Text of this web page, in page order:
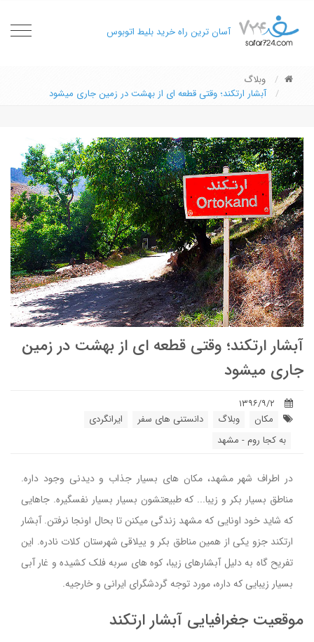
آسان ترین راه خرید بلیط اتوبوس
وبلاگ
آبشار ارتکند؛ وقتی قطعه ای از بهشت در زمین جاری میشود
آبشار ارتکند؛ وقتی قطعه ای از بهشت در زمین
جاری میشود
۱۳۹۶/۹/۲
مکان
وبلاگ دانستنی های سفر
ایرانگردی
به کجا روم - مشهد
در اطراف شهر مشهد، مکان های بسیار جذاب و دیدنی وجود داره.
مناطق بسیار بکر و زیبا... که طبیعتشون بسیار بسیار نفسگیره. جاهایی
که شاید خود اونایی که مشهد زندگی میکنن تا بحال اونجا نرفتن. آبشار
ارتکند جزو یکی از همین مناطق بکر و ییلاقی شهرستان کلات نادره. این
تفریح گاه به دلیل آبشارهای زیبا، کوه های سربه فلک کشیده و غار آبی
بسیار زیبایی که داره، مورد توجه گردشگرای ایرانی و خارجیه.
موقعیت جغرافیایی آبشار ارتکند